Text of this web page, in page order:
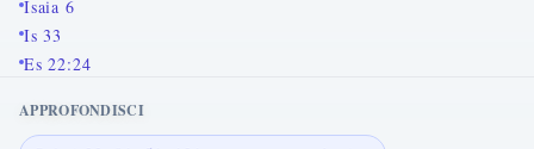
Isaia 6
Is 33
Es 22:24
APPROFONDISCI